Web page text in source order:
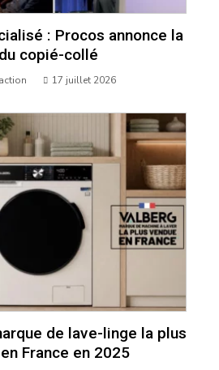
: Procos annonce la
copié-collé
17 juillet 2026
de lave-linge la plus
France en 2025